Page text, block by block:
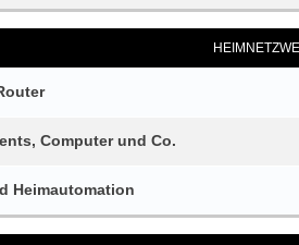
Computer und Co.
Heimautomation